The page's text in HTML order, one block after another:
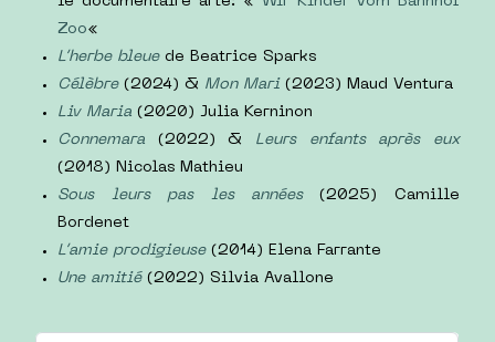
Zoo«
L’herbe bleuede Beatrice Sparks
Célèbre (2024) & Mon Mari (2023) Maud Ventura
Liv Maria (2020) Julia Kerninon
Connemara (2022) & Leurs enfants après eux
(2018) Nicolas Mathieu
Sous leurs pas les années(2025) Camille
Bordenet
L’amie prodigieuse(2014) Elena Farrante
Une amitié(2022) Silvia Avallone